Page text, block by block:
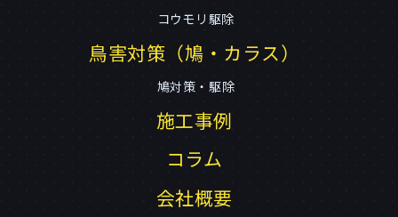
コウモリ駆除
鳥害対策（鳩・カラス）
鳩対策・駆除
施工事例
コラム
会社概要